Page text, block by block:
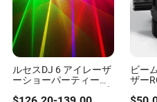
ルセスDJ 6 アイレーザ
ーショーパーティーデ
ィスコステージレーザ
ビー
ザー
ジエ